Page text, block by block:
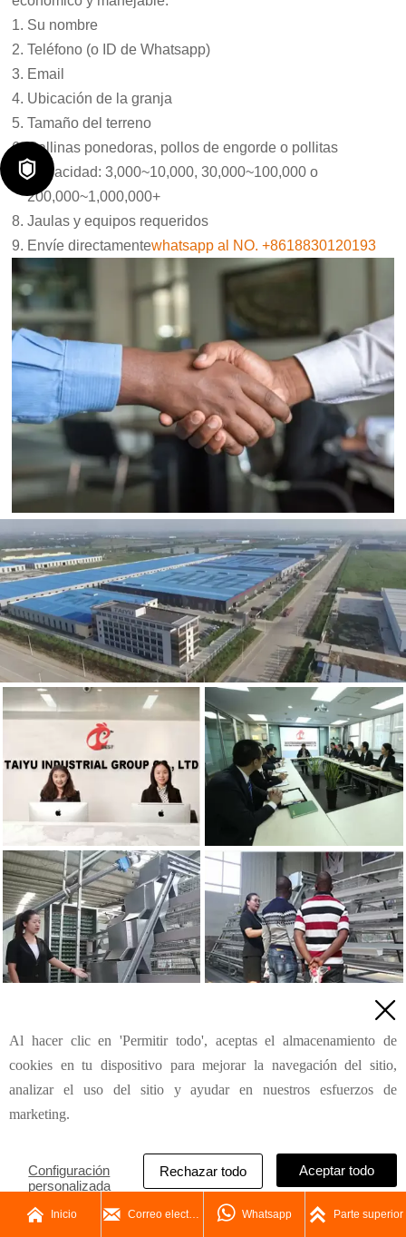
Su nombre
Teléfono (o ID de Whatsapp)
Email
Ubicación de la granja
Tamaño del terreno
Gallinas ponedoras, pollos de engorde o pollitas
Capacidad: 3,000~10,000, 30,000~100,000 o
200,000~1,000,000+
Jaulas y equipos requeridos
Envíe directamentewhatsapp al NO. +8618830120193
 Inicio  Correo electrónico  Whatsapp  Parte superior

Al hacer clic en 'Permitir todo', aceptas el almacenamiento de
cookies en tu dispositivo para mejorar la navegación del sitio,
analizar el uso del sitio y ayudar en nuestros esfuerzos de
marketing.
Configuración
personalizada
Rechazar todo Aceptar todo
